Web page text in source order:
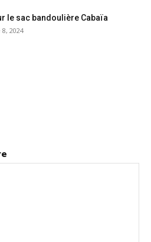
le sac bandoulière Cabaïa
2024